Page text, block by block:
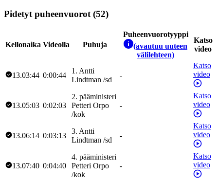
Pidetyt puheenvuorot (52)
Kellonaika Videolla Puhuja
Puheenvuorotyyppi
(avautuu uuteen
välilehteen)
Katso
video
13.03:44 0:00:44
1 . Antti
Lindtman /sd
-
Katso
video
13.05:03 0:02:03
2. pääministeri
Petteri Orpo
/kok
-
Katso
video
13.06:14 0:03:13
3. Antti
Lindtman /sd
-
Katso
video
13.07:40 0:04:40
4. pääministeri
Petteri Orpo
/kok
-
Katso
video